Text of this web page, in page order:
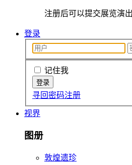
注册后可以提交展览演
登录
记住我
寻回密码注册
视界
图册
敦煌遗珍